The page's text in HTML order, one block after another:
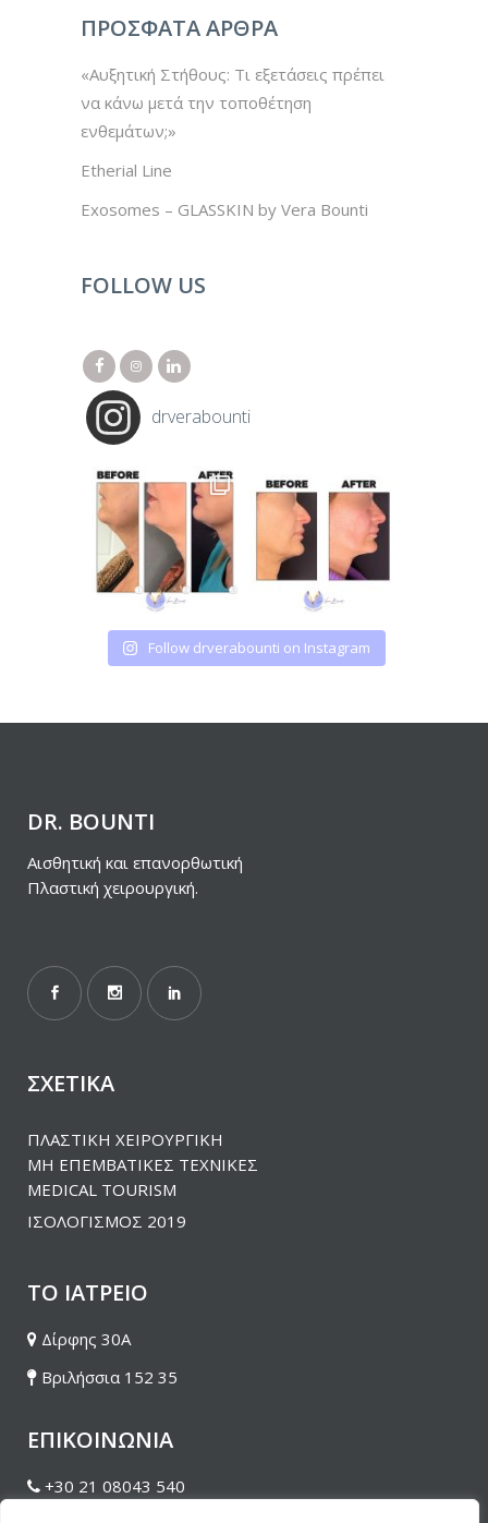
ΠΡΟΣΦΑΤΑ ΑΡΘΡΑ
«Αυξητική Στήθους: Τι εξετάσεις πρέπει
να κάνω μετά την τοποθέτηση
ενθεμάτων;»
Etherial Line
Εxosomes – GLASSKIN by Vera Bounti
FOLLOW US
drverabounti
Follow drverabounti on Instagram
DR. BOUNTI
Αισθητική και επανορθωτική
Πλαστική χειρουργική.
ΣΧΕΤΙΚΑ
ΠΛΑΣΤΙΚΗ ΧΕΙΡΟΥΡΓΙΚΗ
ΜΗ ΕΠΕΜΒΑΤΙΚΕΣ ΤΕΧΝΙΚΕΣ
MEDICAL TOURISM
ΙΣΟΛΟΓΙΣΜΟΣ 2019
ΤΟ ΙΑΤΡΕΙΟ
Δίρφης 30Α
Βριλήσσια 152 35
ΕΠΙΚΟΙΝΩΝΙΑ
+30 21 08043 540